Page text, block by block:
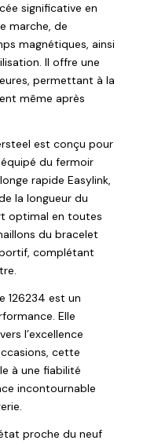
significative en
marche, de
magnétiques, ainsi
Il offre une
permettant à la
même après
est conçu pour
du fermoir
rapide Easylink,
la longueur du
optimal en toutes
du bracelet
complétant
126234 est un
Elle
l’excellence
cette
à une fiabilité
incontournable
proche du neuf